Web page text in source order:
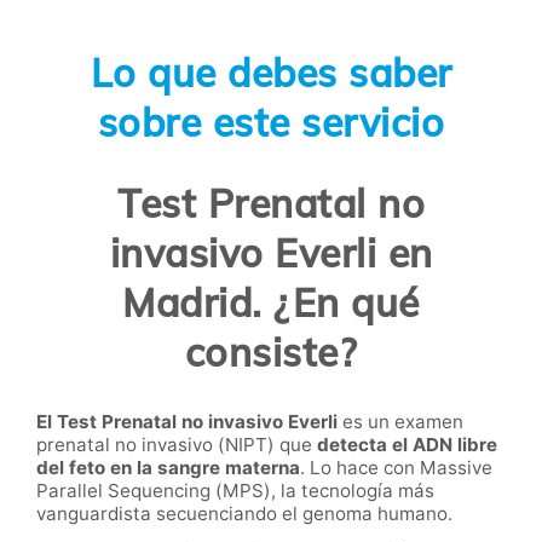
Lo que debes saber
sobre este servicio
Test Prenatal no
invasivo Everli en
Madrid. ¿En qué
consiste?
El Test Prenatal no invasivo Everli es un examen
prenatal no invasivo (NIPT) que detecta el ADN libre
del feto en la sangre materna. Lo hace con Massive
Parallel Sequencing (MPS), la tecnología más
vanguardista secuenciando el genoma humano.